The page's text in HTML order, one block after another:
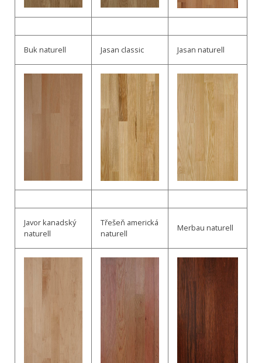
Buk naturell Jasan classic Jasan naturell
Javor kanadský
naturell
Třešeň americká
naturell
Merbau naturell